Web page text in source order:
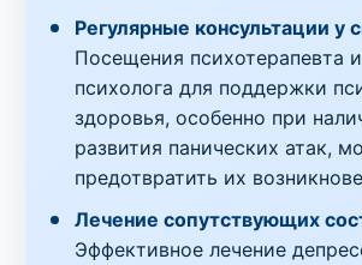
Регулярные консультации у
Посещения психотерапевта
психолога для поддержки
здоровья, особенно при
развития панических атак,
предотвратить их
Лечение сопутствующих
Эффективное лечение